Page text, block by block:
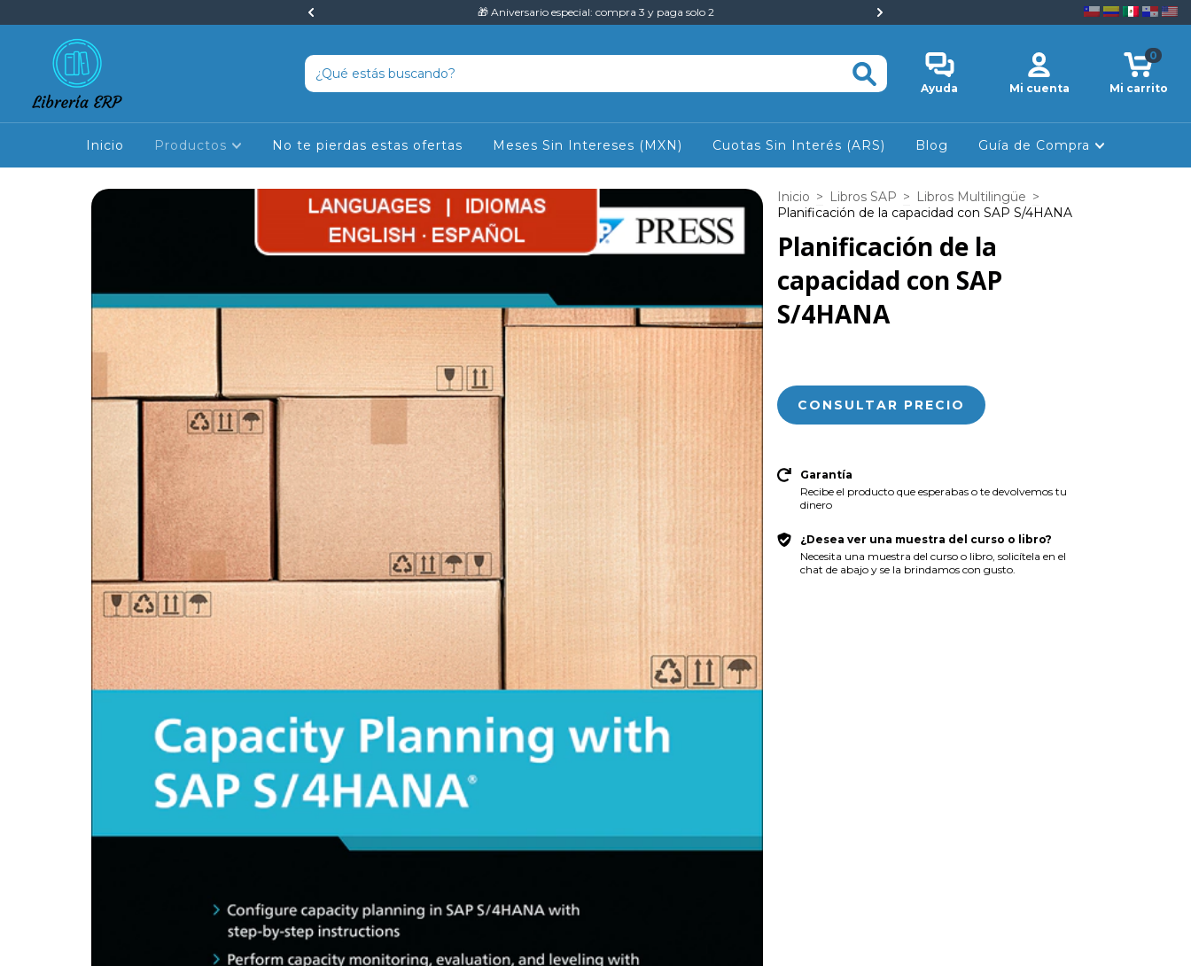
🎁 Aniversario especial: compra 3 y paga solo 2 💡 Descuentos especiales
Ayuda Mi cuenta Mi carrito
0
Inicio Productos No te pierdas estas ofertas Meses Sin Intereses (MXN) Cuotas Sin Interés (ARS) Blog Guía de Compra
Inicio > Libros SAP > Libros Multilingüe >
Planificación de la capacidad con SAP S/4HANA
Planificación de la
capacidad con SAP
S/4HANA
Garantía
Recibe el producto que esperabas o te devolvemos tu
dinero
¿Desea ver una muestra del curso o libro?
Necesita una muestra del curso o libro, solicítela en el
chat de abajo y se la brindamos con gusto.